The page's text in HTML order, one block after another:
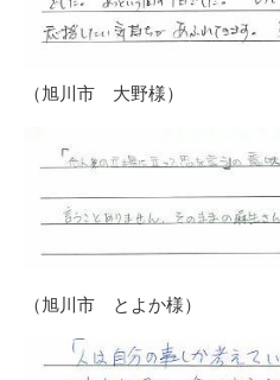
（旭川市 大野様）
（旭川市 とよか様）